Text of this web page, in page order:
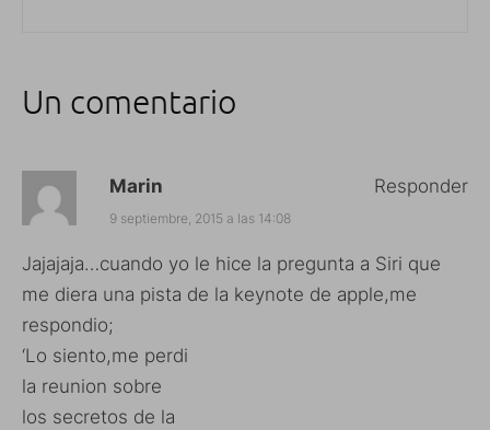
Un comentario
Marin
9 septiembre, 2015 a las 14:08
Jajajaja…cuando yo le hice la pregunta a Siri que
me diera una pista de la keynote de apple,me
respondio;
‘Lo siento,me perdi
la reunion sobre
los secretos de la
Responder